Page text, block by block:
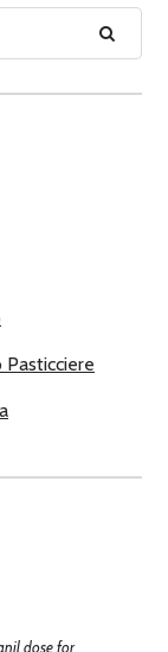
dose for